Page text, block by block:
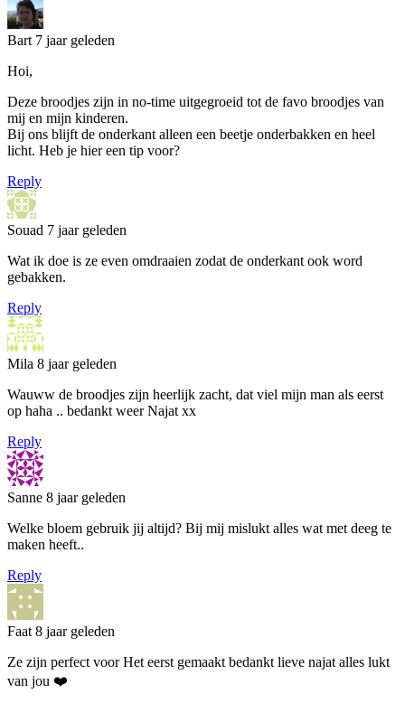
Bart 7 jaar geleden
Hoi,
Deze broodjes zijn in no-time uitgegroeid tot de favo broodjes van
mij en mijn kinderen.
Bij ons blijft de onderkant alleen een beetje onderbakken en heel
licht. Heb je hier een tip voor?
Reply
Souad 7 jaar geleden
Wat ik doe is ze even omdraaien zodat de onderkant ook word
gebakken.
Reply
Mila 8 jaar geleden
Wauww de broodjes zijn heerlijk zacht, dat viel mijn man als eerst
op haha .. bedankt weer Najat xx
Reply
Sanne 8 jaar geleden
Welke bloem gebruik jij altijd? Bij mij mislukt alles wat met deeg te
maken heeft..
Reply
Faat 8 jaar geleden
Ze zijn perfect voor Het eerst gemaakt bedankt lieve najat alles lukt
van jou ❤️